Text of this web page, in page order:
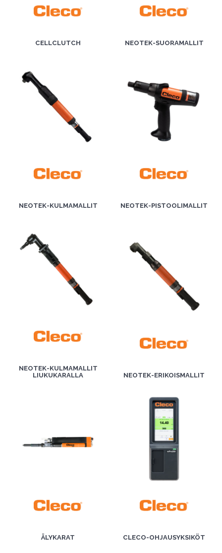
CELLCLUTCH NEOTEK-SUORAMALLIT
NEOTEK-KULMAMALLIT NEOTEK-PISTOOLIMALLIT
NEOTEK-KULMAMALLIT
LIUKUKARALLA
NEOTEK-ERIKOISMALLIT
ÄLYKARAT CLECO-OHJAUSYKSIKÖT